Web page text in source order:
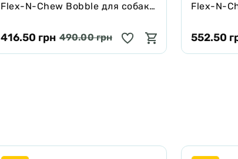
Flex-N-Chew Bobble для собак,
416.50 грн 490.00 грн
Flex-N-
552.50